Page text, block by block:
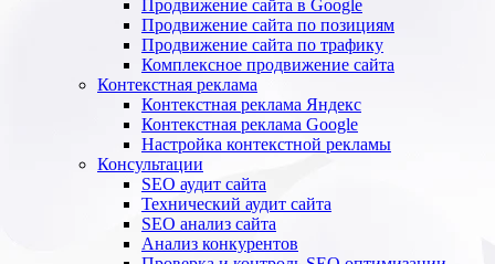
Продвижение сайта в Google
Продвижение сайта по позициям
Продвижение сайта по трафику
Комплексное продвижение сайта
Контекстная реклама
Контекстная реклама Яндекс
Контекстная реклама Google
Настройка контекстной рекламы
Консультации
SEO аудит сайта
Технический аудит сайта
SEO анализ сайта
Анализ конкурентов